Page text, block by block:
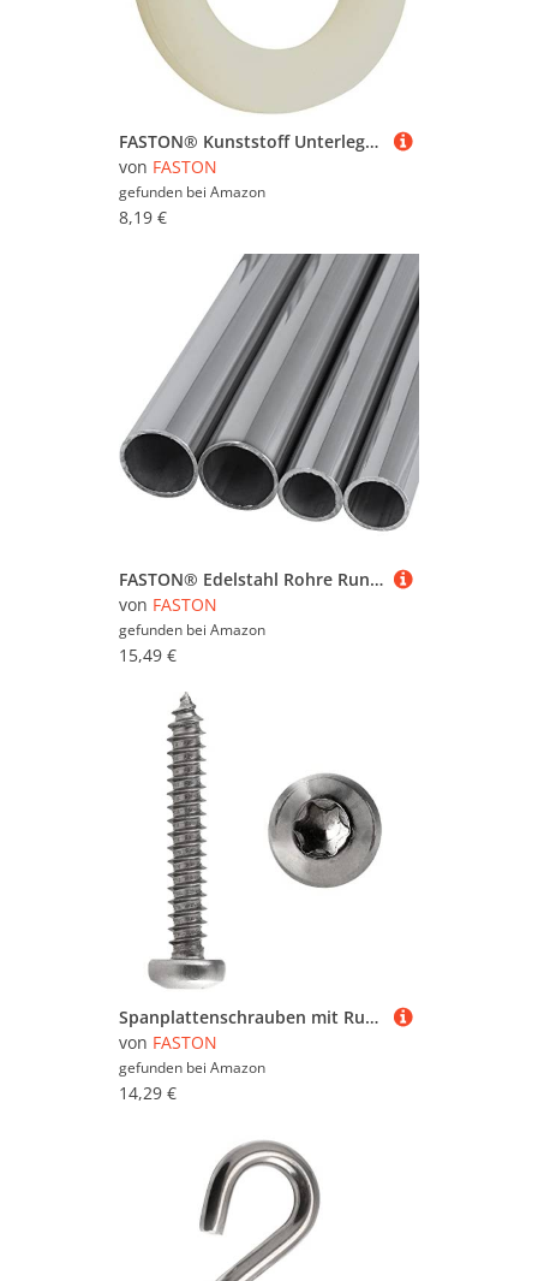
FASTON® Kunststoff Unterlegscheibe M16 Polyamid PA (5 Stück) DIN 125 Form A Unterlegscheiben Nylon Beilagscheibe
von FASTON
gefunden bei Amazon
8,19 €
FASTON® Edelstahl Rohre Rundrohr 25x1,5 mm aus Edelstahl A2 V2A (400 mm) Edelstahlrohr Geländer Zaunpfosten Handlauf Treppengeländer Rohr Rohrverbinder
von FASTON
gefunden bei Amazon
15,49 €
Spanplattenschrauben mit Rundkopf 3x16 verstärkter Kopf TORX aus Edelstahl (100 Stück) FASTON®
von FASTON
gefunden bei Amazon
14,29 €